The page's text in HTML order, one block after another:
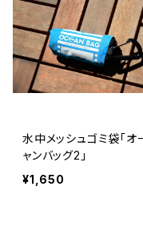
水中メッシュゴミ袋「オ
ャンバッグ2」
¥1,650